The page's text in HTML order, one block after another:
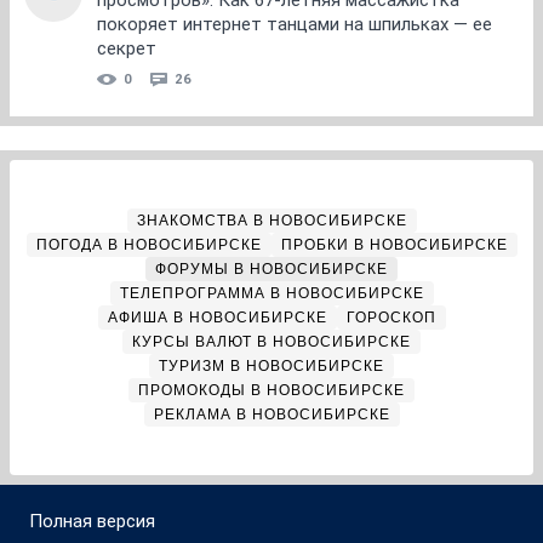
покоряет интернет танцами на шпильках — ее
секрет
0 26
ЗНАКОМСТВА В НОВОСИБИРСКЕ
ПОГОДА В НОВОСИБИРСКЕ
ПРОБКИ В НОВОСИБИРСКЕ
ФОРУМЫ В НОВОСИБИРСКЕ
ТЕЛЕПРОГРАММА В НОВОСИБИРСКЕ
АФИША В НОВОСИБИРСКЕ
ГОРОСКОП
КУРСЫ ВАЛЮТ В НОВОСИБИРСКЕ
ТУРИЗМ В НОВОСИБИРСКЕ
ПРОМОКОДЫ В НОВОСИБИРСКЕ
РЕКЛАМА В НОВОСИБИРСКЕ
Полная версия